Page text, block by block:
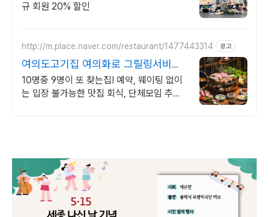
규 회원 20% 할인
http://m.place.naver.com/restaurant/1477443314 광고
여의도고기집 여의화로 그릴링서비스,
대나무숲 힐링
10명중 9명이 또 찾는집! 예약, 웨이팅 없이
는 입장 불가능한 맛집 회식, 단체모임 추천!!